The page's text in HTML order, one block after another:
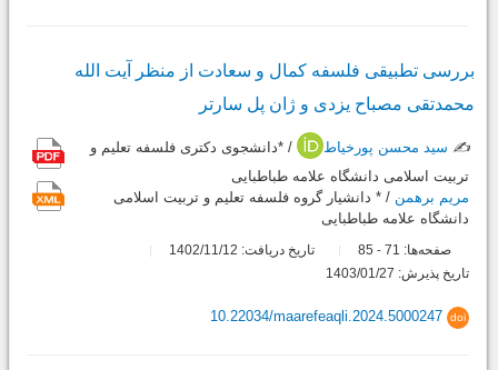
بررسی تطبیقی فلسفه کمال و سعادت از منظر آیت الله
محمدتقی مصباح یزدی و ژان پل سارتر
✍️ سید محسن پورخیاط
/ *دانشجوی دکتری فلسفه تعلیم و
تربیت اسلامی دانشگاه علامه طباطبایی
مریم برهمن / * دانشیار گروه فلسفه تعلیم و تربیت اسلامی
دانشگاه علامه طباطبایی
صفحه‌ها: 71
-
تاریخ دریافت: 1402/11/12
تاریخ پذیرش: 1403/01/27
doi
10.22034/maarefeaqli.2024.5000247